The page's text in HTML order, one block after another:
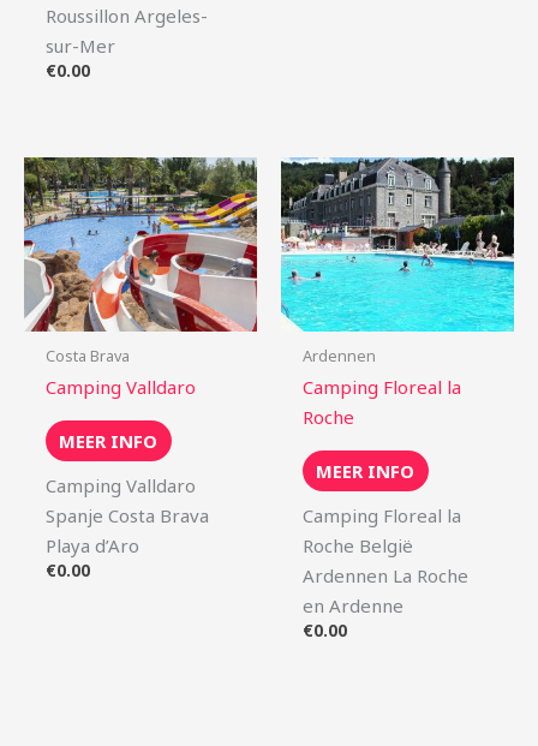
Roussillon Argeles-
sur-Mer
€0.00
Costa Brava
Camping Valldaro
MEER INFO
Camping Valldaro
Spanje Costa Brava
Playa d’Aro
€0.00
Ardennen
Camping Floreal la
Roche
MEER INFO
Camping Floreal la
Roche België
Ardennen La Roche
en Ardenne
€0.00